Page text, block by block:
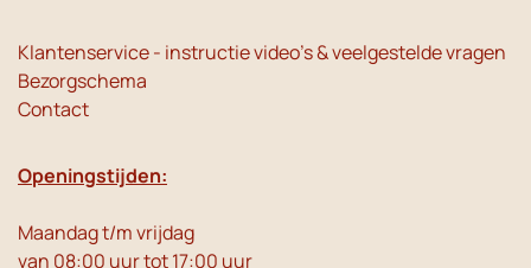
Klantenservice - instructie video's & veelgestelde vragen
Bezorgschema
Contact
Openingstijden:
Maandag t/m vrijdag
van 08:00 uur tot 17:00 uur